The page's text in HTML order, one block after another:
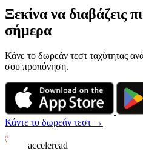
Ξεκίνα να διαβάζεις
σήμερα
Κάνε το δωρεάν τεστ ταχύτητας
σου προπόνηση.
Κάντε το δωρεάν τεστ →
acceleread